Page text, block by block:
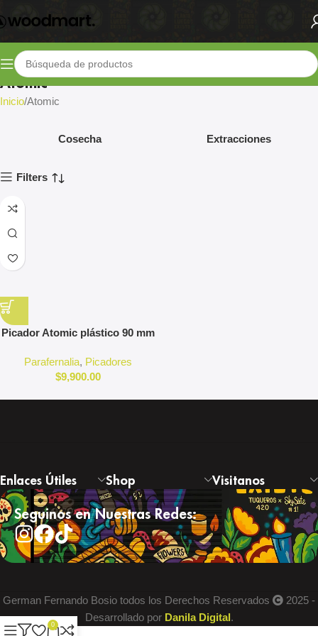
Atomic
Inicio Atomic
Cosecha Extracciones
Filters
Picador Atomic plástico 90 mm
Parafernalia, Picadores
$9,900.00
Enlaces Útiles Shop Visitanos
Seguinos en Nuestras Redes:
German Fernando Bosio todos los Derechos Reservados
2025 -
Desarrollado por Danila Digital.
0